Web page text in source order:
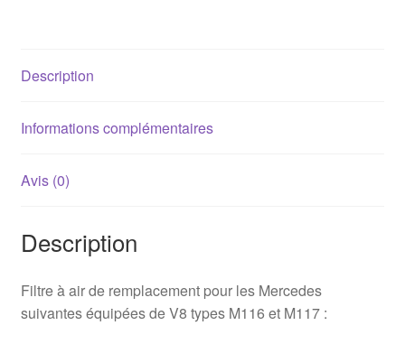
R107
M117)
Description
Informations complémentaires
Avis (0)
Description
Filtre à air de remplacement pour les Mercedes
suivantes équipées de V8 types M116 et M117 :